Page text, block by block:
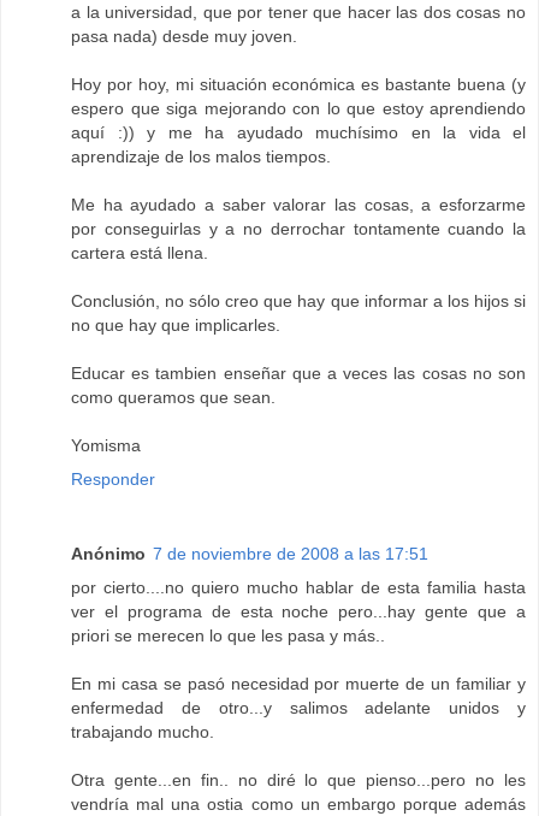
a la universidad, que por tener que hacer las dos cosas no
pasa nada) desde muy joven.
Hoy por hoy, mi situación económica es bastante buena (y
espero que siga mejorando con lo que estoy aprendiendo
aquí :)) y me ha ayudado muchísimo en la vida el
aprendizaje de los malos tiempos.
Me ha ayudado a saber valorar las cosas, a esforzarme
por conseguirlas y a no derrochar tontamente cuando la
cartera está llena.
Conclusión, no sólo creo que hay que informar a los hijos si
no que hay que implicarles.
Educar es tambien enseñar que a veces las cosas no son
como queramos que sean.
Yomisma
Responder
Anónimo 7 de noviembre de 2008 a las 17:51
por cierto....no quiero mucho hablar de esta familia hasta
ver el programa de esta noche pero...hay gente que a
priori se merecen lo que les pasa y más..
En mi casa se pasó necesidad por muerte de un familiar y
enfermedad de otro...y salimos adelante unidos y
trabajando mucho.
Otra gente...en fin.. no diré lo que pienso...pero no les
vendría mal una ostia como un embargo porque además